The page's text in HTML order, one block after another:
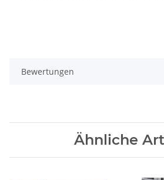
Bewertungen
Ähnliche